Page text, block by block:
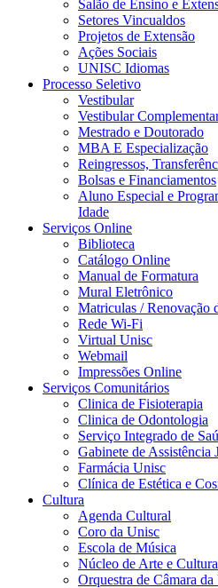
Salão de Ensino e
Setores Vincualdos
Projetos de Extensão
Ações Sociais
UNISC Idiomas
Processo Seletivo
Vestibular
Vestibular
Mestrado e Doutorado
MBA E Especialização
Reingressos,
Bolsas e Financiamentos
Aluno Especial e
Idade
Serviços Online
Biblioteca
Catálogo Online
Manual de Formatura
Mural Eletrônico
Matriculas / Renovação
Rede Wi-Fi
Virtual Unisc
Webmail
Impressões Online
Serviços Comunitários
Clinica de Fisioterapia
Clinica de Odontologia
Serviço Integrado de
Gabinete de Assistência
Farmácia Unisc
Clínica de Estética e
Cultura
Agenda Cultural
Coro da Unisc
Escola de Música
Núcleo de Arte e Cultura
Orquestra de Câmara